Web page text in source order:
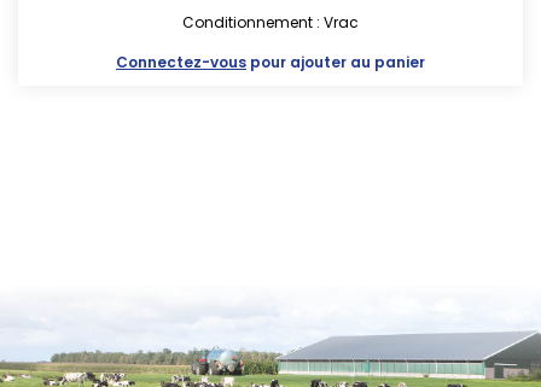
Conditionnement : Vrac
Connectez-vous pour ajouter au panier